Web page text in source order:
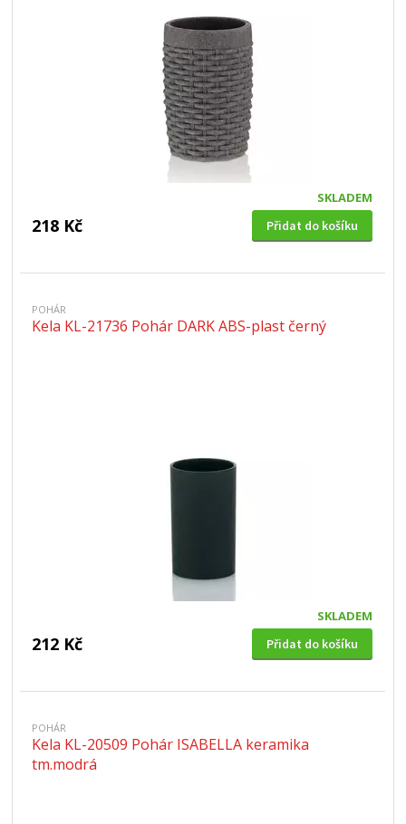
SKLADEM
218 Kč Přidat do košíku
POHÁR
Kela KL-21736 Pohár DARK ABS-plast černý
SKLADEM
212 Kč Přidat do košíku
POHÁR
Kela KL-20509 Pohár ISABELLA keramika
tm.modrá